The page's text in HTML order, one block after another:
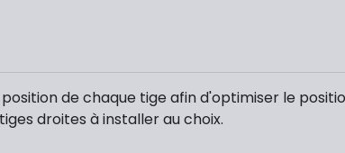
de chaque tige afin d'optimiser le
droites à installer au choix.